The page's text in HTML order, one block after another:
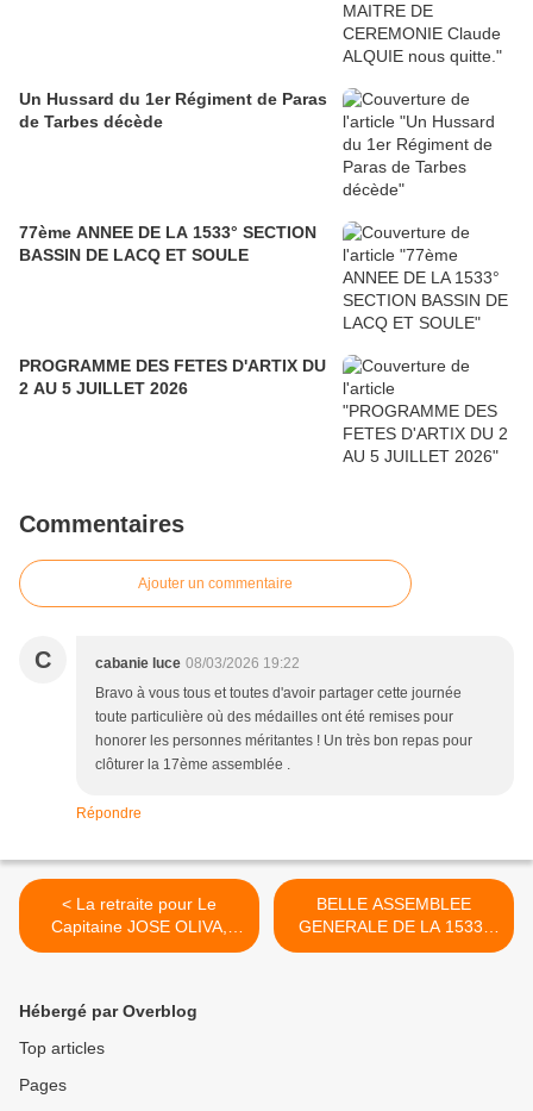
Un Hussard du 1er Régiment de Paras
de Tarbes décède
77ème ANNEE DE LA 1533° SECTION
BASSIN DE LACQ ET SOULE
PROGRAMME DES FETES D'ARTIX DU
2 AU 5 JUILLET 2026
Commentaires
Ajouter un commentaire
C cabanie luce 08/03/2026 19:22
Bravo à vous tous et toutes d'avoir partager cette journée
toute particulière où des médailles ont été remises pour
honorer les personnes méritantes ! Un très bon repas pour
clôturer la 17ème assemblée .
Répondre
< La retraite pour Le
Capitaine JOSE OLIVA,
Chef de Centre de secours
BELLE ASSEMBLEE
GENERALE DE LA 1533°
SECTION BEARN SOULE >
Hébergé par Overblog
Top articles
Pages